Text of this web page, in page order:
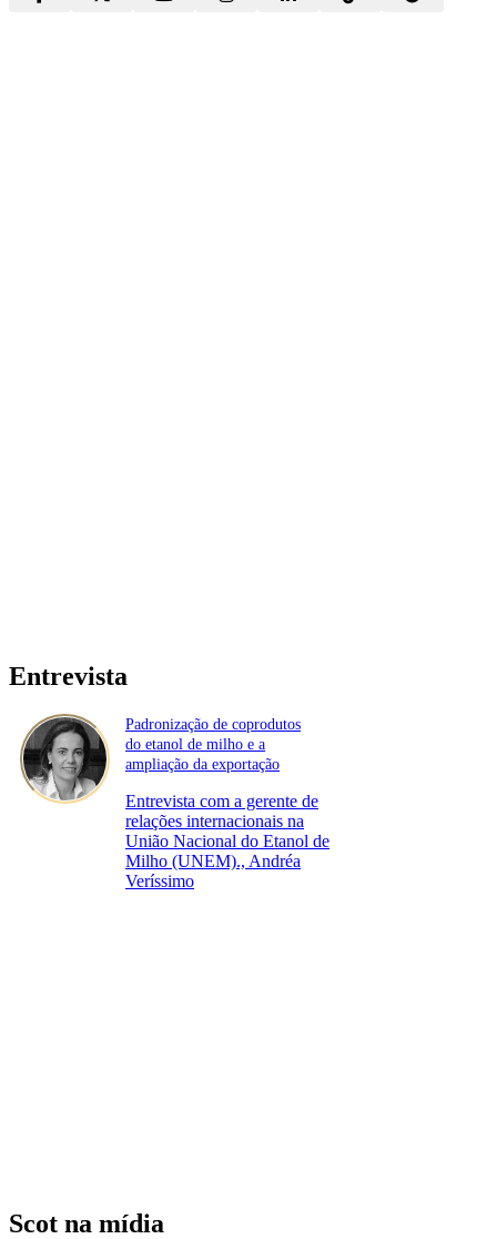
Entrevista
Padronização de coprodutos
do etanol de milho e a
ampliação da exportação
Entrevista com a gerente de
relações internacionais na
União Nacional do Etanol de
Milho (UNEM)., Andréa
Veríssimo
Scot na mídia